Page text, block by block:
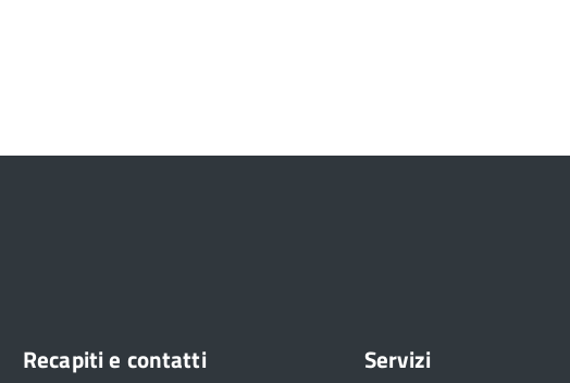
Recapiti e contatti Servizi